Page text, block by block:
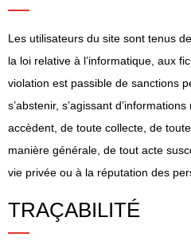
Les utilisateurs du site sont tenus
la loi relative à l’informatique, aux
violation est passible de sanctions
s’abstenir, s’agissant
accèdent, de toute collecte, de
manière générale, de tout acte
vie privée ou à la réputation des
TRAÇABILITÉ